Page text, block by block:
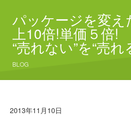
パッケージを変え
上10倍!単価５倍!
“売れない”を“売れ
BLOG
2013年11月10日